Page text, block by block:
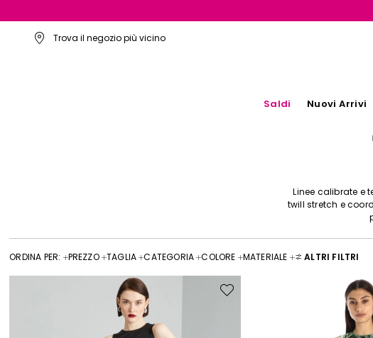
Trova il negozio più vicino
Saldi Nuovi Arrivi
Linee calibrate e
twill stretch e
ORDINA PER: PREZZO TAGLIA CATEGORIA COLORE MATERIALE ALTRI FILTRI
Sposta